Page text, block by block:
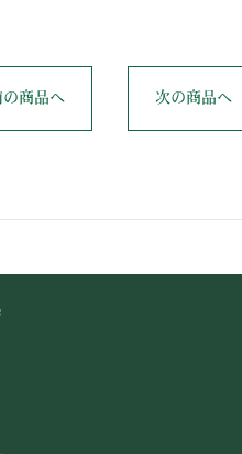
の商品へ 次の商品へ